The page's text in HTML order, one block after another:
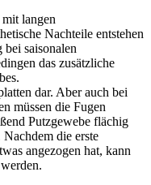
langen
Nachteile entstehen
saisonalen
das zusätzliche
dar. Aber auch bei
müssen die Fugen
Putzgewebe flächig
die erste
angezogen hat, kann